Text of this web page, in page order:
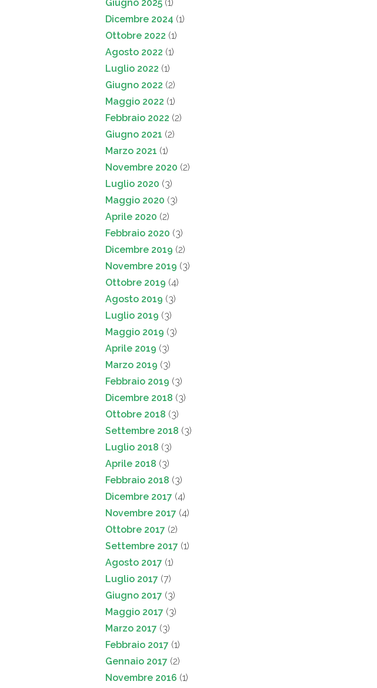
Giugno 2025 (1)
Dicembre 2024 (1)
Ottobre 2022 (1)
Agosto 2022 (1)
Luglio 2022 (1)
Giugno 2022 (2)
Maggio 2022 (1)
Febbraio 2022 (2)
Giugno 2021 (2)
Marzo 2021 (1)
Novembre 2020 (2)
Luglio 2020 (3)
Maggio 2020 (3)
Aprile 2020 (2)
Febbraio 2020 (3)
Dicembre 2019 (2)
Novembre 2019 (3)
Ottobre 2019 (4)
Agosto 2019 (3)
Luglio 2019 (3)
Maggio 2019 (3)
Aprile 2019 (3)
Marzo 2019 (3)
Febbraio 2019 (3)
Dicembre 2018 (3)
Ottobre 2018 (3)
Settembre 2018 (3)
Luglio 2018 (3)
Aprile 2018 (3)
Febbraio 2018 (3)
Dicembre 2017 (4)
Novembre 2017 (4)
Ottobre 2017 (2)
Settembre 2017 (1)
Agosto 2017 (1)
Luglio 2017 (7)
Giugno 2017 (3)
Maggio 2017 (3)
Marzo 2017 (3)
Febbraio 2017 (1)
Gennaio 2017 (2)
Novembre 2016 (1)